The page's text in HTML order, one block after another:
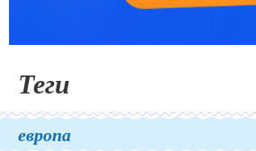
Теги
европа